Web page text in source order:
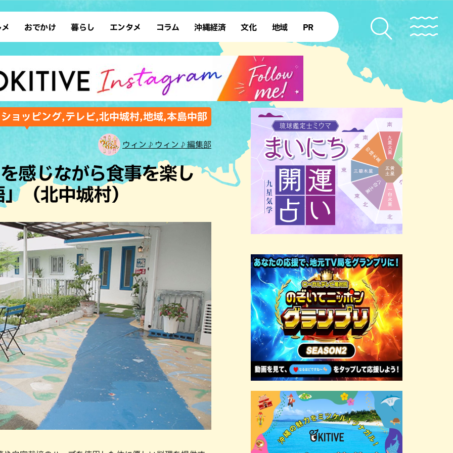
ン 沖縄そば
ウト カフェ
和食・日本料理
理 アジア・エスニック
イタリアン
フレンチ
・焼肉 焼鳥・串料理
肉料理 居酒屋・バー
イキング
カレー
ガー タコス・タコライス
おでかけ
デート ドライブ
散歩 ソロ活
歴史 体験
アート
ホテル
サウナ 公園
沖縄の海
暮らし
レシピ SDGs
ファッション ローカルニュース
沖縄移住 沖縄旧暦行事
エンタメ
スポーツ 占い
タレント・芸人 テレビ
コラム 沖縄経済 文化
復帰50年
地域
本島北部 本島中部
本島南部 先島諸島
北部離島
PR
ョッピング,テレビ,北中城村,地域,本島中部
ウィン♪ウィン♪編集部
感じながら食事を楽し
（北中城村）